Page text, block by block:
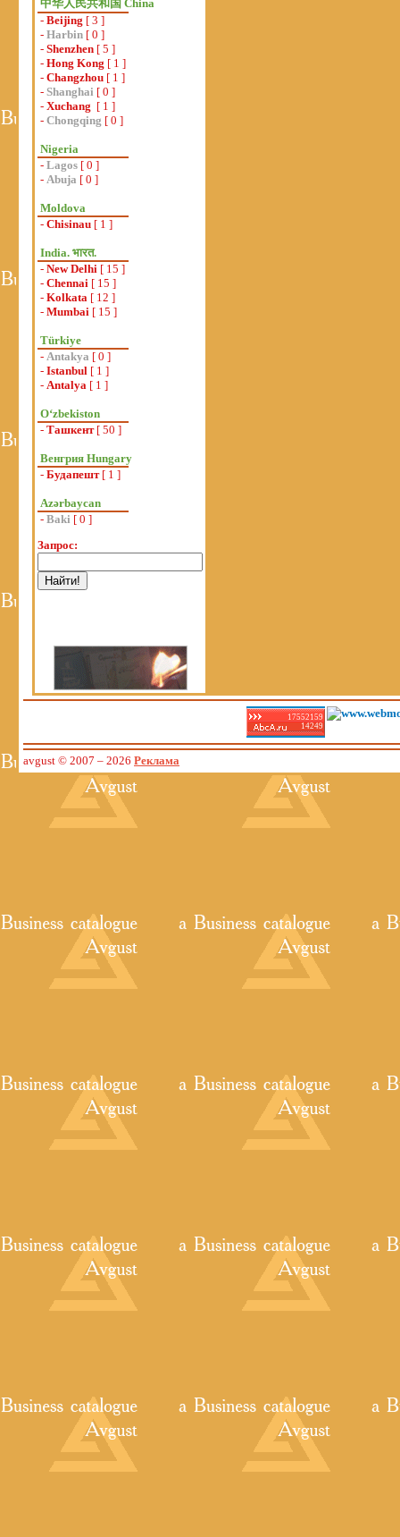
中华人民共和国 China
- Beijing [ 3 ]
- Harbin [ 0 ]
- Shenzhen [ 5 ]
- Hong Kong [ 1 ]
- Changzhou [ 1 ]
- Shanghai [ 0 ]
- Xuchang [ 1 ]
- Chongqing [ 0 ]
Nigeria
- Lagos [ 0 ]
- Abuja [ 0 ]
Moldova
- Chisinau [ 1 ]
India. भारत.
- New Delhi [ 15 ]
- Chennai [ 15 ]
- Kolkata [ 12 ]
- Mumbai [ 15 ]
Türkiye
- Antakya [ 0 ]
- Istanbul [ 1 ]
- Antalya [ 1 ]
Oʻzbekiston
- Ташкент[ 50 ]
Венгрия Hungary
- Будапешт[ 1 ]
Azərbaycan
- Baki [ 0 ]
Запрос:
17552159
14249
avgust © 2007 – 2026 Реклама